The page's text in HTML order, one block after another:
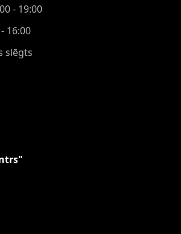
- 19:00
16:00
slēgts